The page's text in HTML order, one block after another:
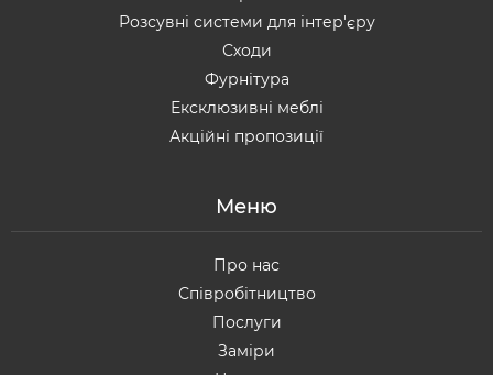
Розсувні системи для інтер'єру
Сходи
Фурнітура
Ексклюзивні меблі
Акційні пропозиції
Меню
Про нас
Співробітництво
Послуги
Заміри